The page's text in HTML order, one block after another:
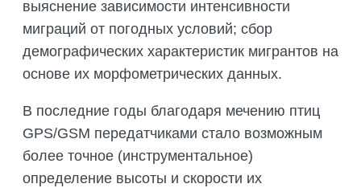
выяснение зависимости интенсивности
миграций от погодных условий; сбор
демографических характеристик мигрантов на
основе их морфометрических данных.
В последние годы благодаря мечению птиц
GPS/GSM передатчиками стало возможным
более точное (инструментальное)
определение высоты и скорости их